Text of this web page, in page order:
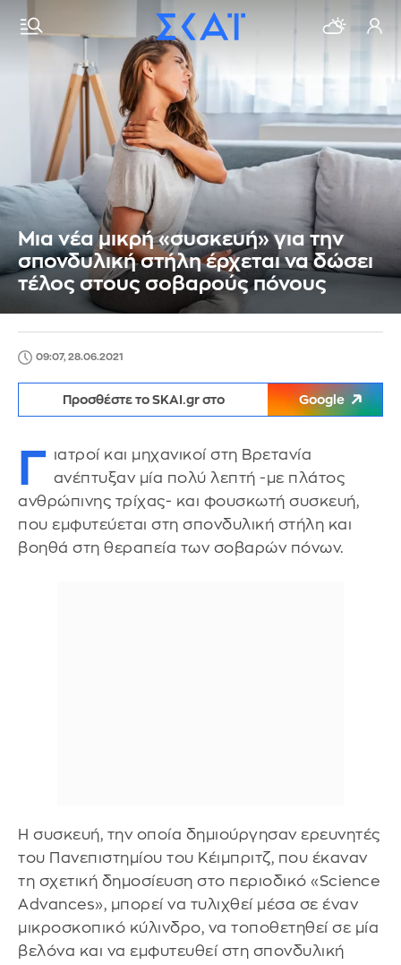
Μια νέα μικρή «συσκευή» για την
σπονδυλική στήλη έρχεται να δώσει
τέλος στους σοβαρούς πόνους
09:07, 28.06.2021
Προσθέστε το SKAI.gr στο Google
Γ ιατροί και μηχανικοί στη Βρετανία
ανέπτυξαν μία πολύ λεπτή -με πλάτος
ανθρώπινης τρίχας- και φουσκωτή συσκευή,
που εμφυτεύεται στη σπονδυλική στήλη και
βοηθά στη θεραπεία των σοβαρών πόνων.
Η συσκευή, την οποία δημιούργησαν ερευνητές
του Πανεπιστημίου του Κέιμπριτζ, που έκαναν
τη σχετική δημοσίευση στο περιοδικό «Science
Advances», μπορεί να τυλιχθεί μέσα σε έναν
μικροσκοπικό κύλινδρο, να τοποθετηθεί σε μία
βελόνα και να εμφυτευθεί στη σπονδυλική